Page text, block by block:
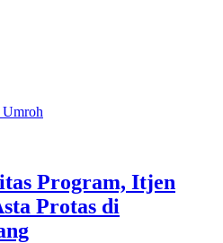
Umroh
Program, Itjen
Protas di